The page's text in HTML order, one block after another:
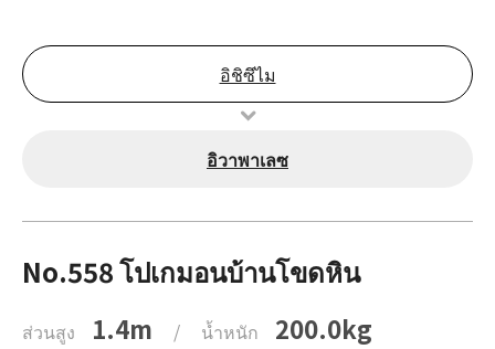
อิชิซึไม
อิวาพาเลซ
No.558 โปเกมอนบ้านโขดหิน
ส่วนสูง 1.4m / น้ำหนัก 200.0kg